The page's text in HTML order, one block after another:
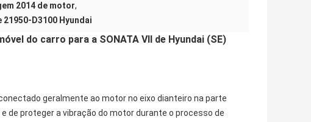
2014 de motor,
D3100 Hyundai
do carro para a SONATA VII de Hyundai (SE)
geralmente ao motor no eixo dianteiro na parte
de proteger a vibração do motor durante o processo de